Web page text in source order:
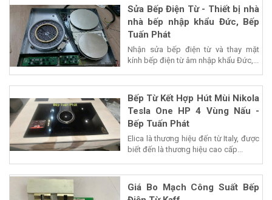
Sửa Bếp Điện Từ - Thiết bị nhà
nhà bếp nhập khẩu Đức, Bếp
Tuấn Phát
Nhận sửa bếp điện từ và thay mặt
kính bếp điện từ âm nhập khẩu Đức,...
Bếp Từ Kết Hợp Hút Mùi Nikola
Tesla One HP 4 Vùng Nấu -
Bếp Tuấn Phát
Elica là thương hiệu đến từ Italy, được
biết đến là thương hiệu cao cấp...
Giá Bo Mạch Công Suất Bếp